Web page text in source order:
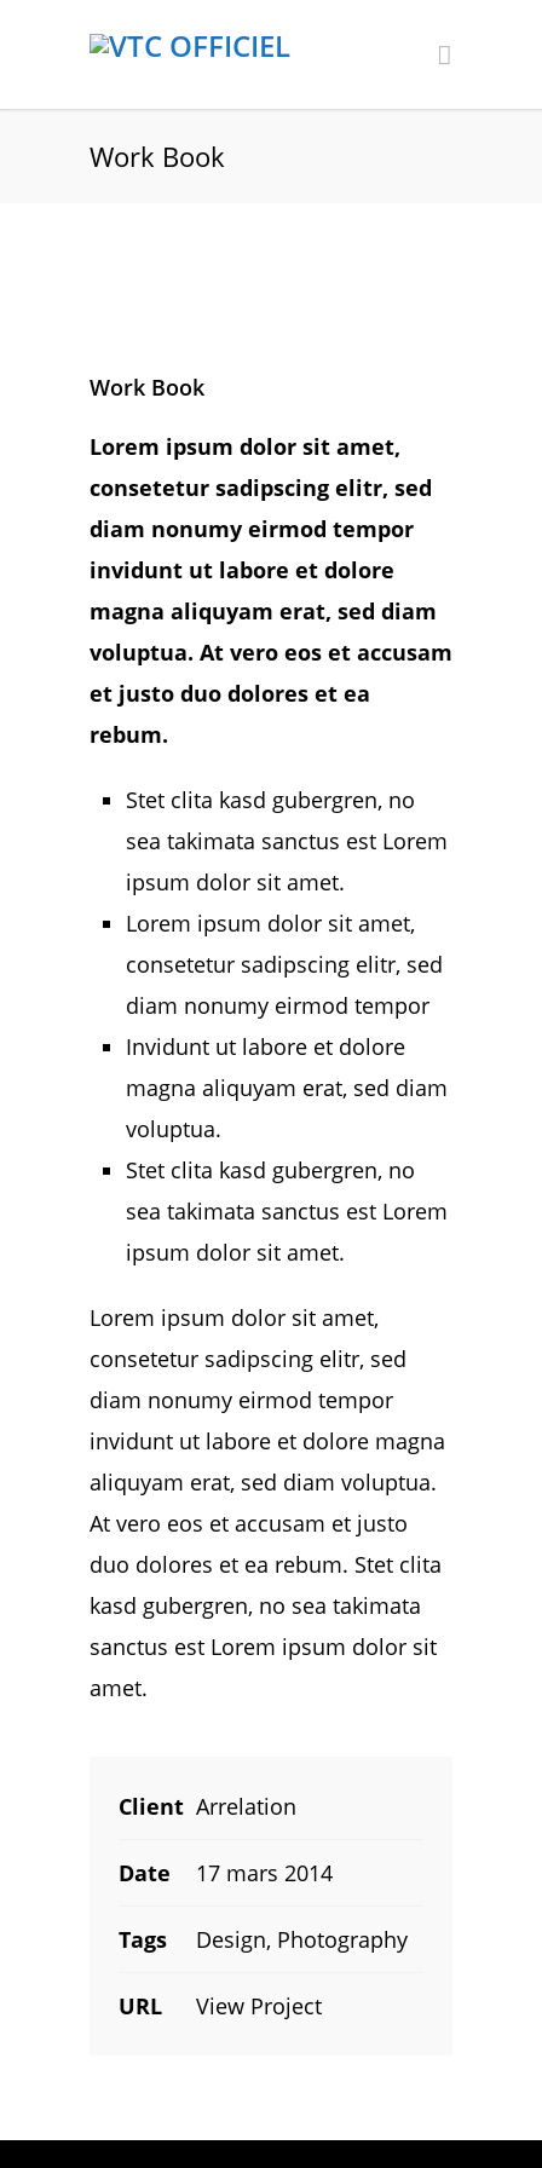
Work Book
Work Book
Lorem ipsum dolor sit amet,
consetetur sadipscing elitr, sed
diam nonumy eirmod tempor
invidunt ut labore et dolore
magna aliquyam erat, sed diam
voluptua. At vero eos et accusam
et justo duo dolores et ea
rebum.
Stet clita kasd gubergren, no
sea takimata sanctus est Lorem
ipsum dolor sit amet.
Lorem ipsum dolor sit amet,
consetetur sadipscing elitr, sed
diam nonumy eirmod tempor
Invidunt ut labore et dolore
magna aliquyam erat, sed diam
voluptua.
Stet clita kasd gubergren, no
sea takimata sanctus est Lorem
ipsum dolor sit amet.
Lorem ipsum dolor sit amet,
consetetur sadipscing elitr, sed
diam nonumy eirmod tempor
invidunt ut labore et dolore magna
aliquyam erat, sed diam voluptua.
At vero eos et accusam et justo
duo dolores et ea rebum. Stet clita
kasd gubergren, no sea takimata
sanctus est Lorem ipsum dolor sit
amet.
Client Arrelation
Date 17 mars 2014
Tags Design, Photography
URL View Project